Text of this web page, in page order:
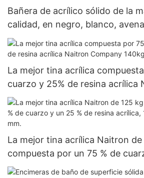
Bañera de acrílico sólido de la
calidad, en negro, blanco,
café, beige, aluminio
gris piedra y azul cielo, 1700 x
La mejor tina acrílica
cuarzo y 25% de resina acrílica
140kg
La mejor tina acrílica Naitron de
compuesta por un 75 % de
resina acrílica, 1690 x 805 x 485